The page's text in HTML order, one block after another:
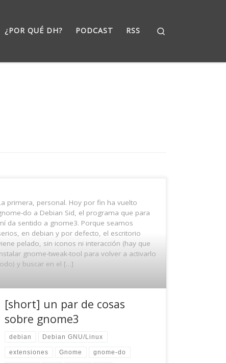
¿POR QUÉ DH? PODCAST RSS
primera, personal. Hoy por fin ha vuelto
do a Debian Sid, el programa que para
da sentido a gnome3. Porque seamos
en debian y por defecto, el escritorio
pelado, sin iconos ni interacción (hay que
gnome-tweak-tool para volver a activarlo
y buscar en el […]
[short] un par de cosas
sobre gnome3
debian Debian GNU/Linux
extensiones Gnome gnome-do